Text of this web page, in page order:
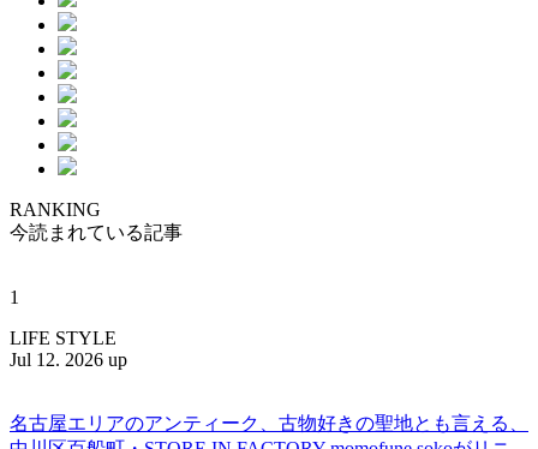
RANKING
今読まれている記事
1
LIFE STYLE
Jul 12. 2026 up
名古屋エリアのアンティーク、古物好きの聖地とも言える、